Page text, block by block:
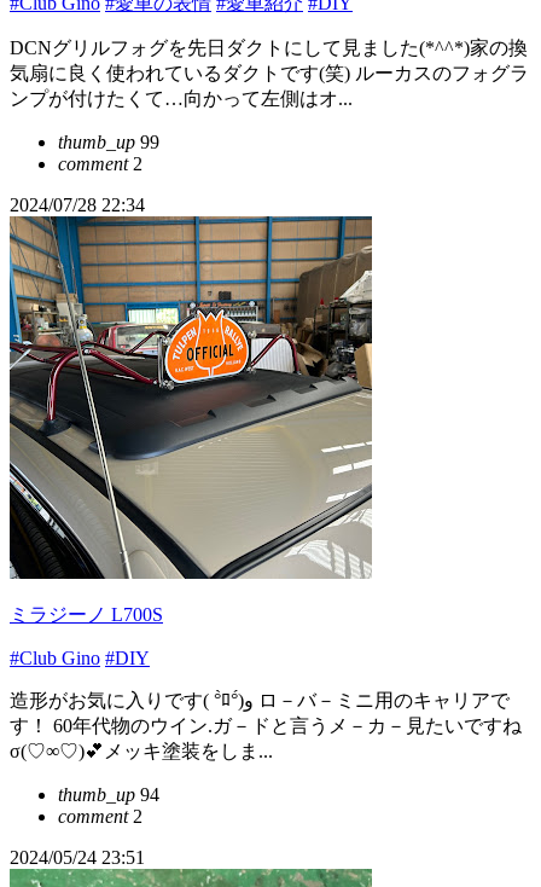
DCNグリルフォグを先日ダクトにして見ました(*^^*)家の換
気扇に良く使われているダクトです(笑) ルーカスのフォグラ
ンプが付けたくて…向かって左側はオ...
thumb_up 99
comment2
2024/07/28 22:34
ミラジーノ L700S
#Club Gino #DIY
造形がお気に入りです( °̀ﾛ°́)و ロ－バ－ミニ用のキャリアで
す！ 60年代物のウイン.ガ－ドと言うメ－カ－見たいですね
σ(♡∞♡)💕メッキ塗装をしま...
thumb_up 94
comment2
2024/05/24 23:51